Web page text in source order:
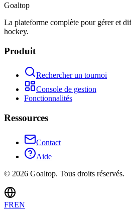
Goaltop
La plateforme complète pour gérer et
hockey.
Produit
Rechercher un tournoi
Console de gestion
Fonctionnalités
Ressources
Contact
Aide
© 2026 Goaltop. Tous droits réservés.
FREN